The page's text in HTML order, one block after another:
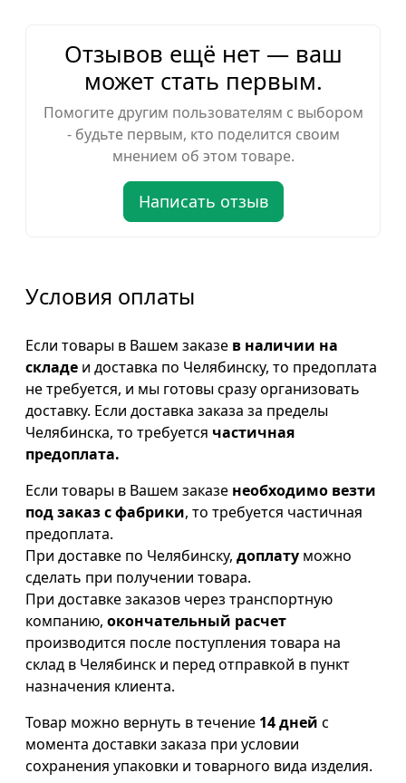
Отзывов ещё нет — ваш
может стать первым.
Помогите другим пользователям с выбором
- будьте первым, кто поделится своим
мнением об этом товаре.
Написать отзыв
Условия оплаты
Если товары в Вашем заказе в наличии на
складе и доставка по Челябинску, то предоплата
не требуется, и мы готовы сразу организовать
доставку. Если доставка заказа за пределы
Челябинска, то требуется частичная
предоплата.
Если товары в Вашем заказе необходимо везти
под заказ с фабрики, то требуется частичная
предоплата.
При доставке по Челябинску, доплату можно
сделать при получении товара.
При доставке заказов через транспортную
компанию, окончательный расчет
производится после поступления товара на
склад в Челябинск и перед отправкой в пункт
назначения клиента.
Товар можно вернуть в течение 14 дней с
момента доставки заказа при условии
сохранения упаковки и товарного вида изделия.